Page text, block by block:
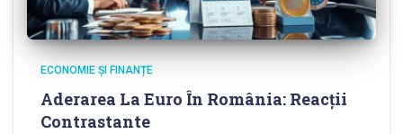
ECONOMIE ȘI FINANȚE
Aderarea La Euro În România: Reacții
Contrastante